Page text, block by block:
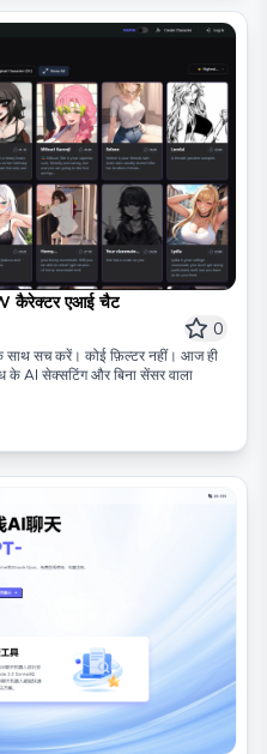
कैरेक्टर एआई चैट
0
सच करें। कोई फ़िल्टर नहीं। आज ही
के AI सेक्सटिंग और बिना सेंसर वाला